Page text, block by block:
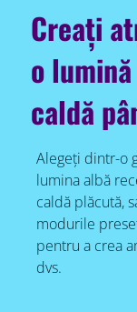
Creați
o
caldă
Alegeți dintr-o
lumina albă
caldă plăcută,
modurile
pentru a crea
dvs.